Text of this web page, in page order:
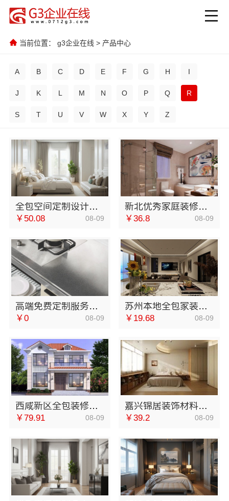
当前位置： g3企业在线 > 产品中心
A B C D E F G H I
J K L M N O P Q R
S T U V W X Y Z
全包空间定制设计方案江西圣匠新型环保材料有限公司
￥50.08 08-09
新北优秀家庭装修价格清单_常州宜居佳装饰工程有限公司
￥36.8 08-09
高端免费定制服务说明｜江苏东钢金属家居有限公司
￥0 08-09
苏州本地全包家装施工报价新房，苏州百年豪庭新材料有限公司
￥19.68 08-09
西咸新区全包装修报价，中蓝建投透明实在
￥79.91 08-09
嘉兴锦居装饰材料有限公司，桐乡市毛坯房装修费用透明
￥39.2 08-09